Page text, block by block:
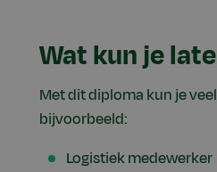
Wat kun je
Met dit diploma kun je
bijvoorbeeld:
Logistiek medewerker